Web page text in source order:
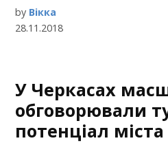
by Вікка
28.11.2018
У Черкасах
обговорювали
потенціал